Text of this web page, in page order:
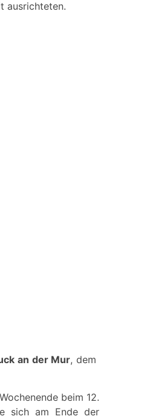
ausrichteten.
an der Mur, dem
beim 12.
sich am Ende der